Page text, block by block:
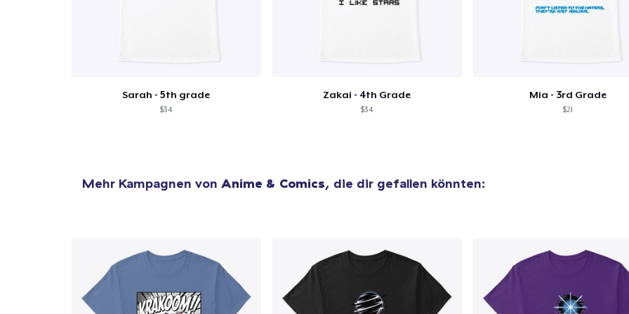
Sarah - 5th grade
$34
Zakai - 4th Grade
$34
Mia - 3rd Grade
$21
Mehr Kampagnen von Anime & Comics, die dir gefallen könnten: